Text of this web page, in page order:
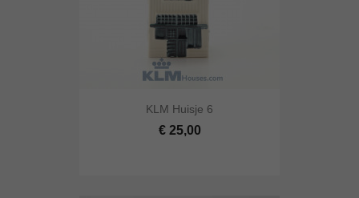
KLM Huisje 6
€ 25,00